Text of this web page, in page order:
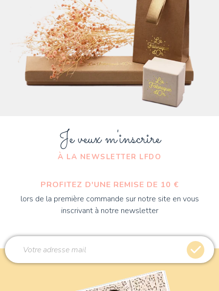
Je veux m'inscrire
À LA NEWSLETTER LFDO
PROFITEZ D'UNE REMISE DE 10 €
lors de la première commande sur notre site en vous
inscrivant à notre newsletter